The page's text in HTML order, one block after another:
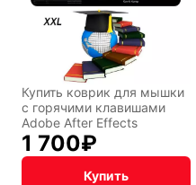
Купить коврик для мышки
с горячими клавишами
Adobe After Effects
1 700₽
Купить
Фентези
Мистика